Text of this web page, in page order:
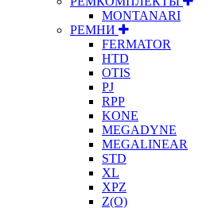
MONTANARI
РЕМНИ
FERMATOR
HTD
OTIS
PJ
RPP
KONE
MEGADYNE
MEGALINEAR
STD
XL
XPZ
Z(О)